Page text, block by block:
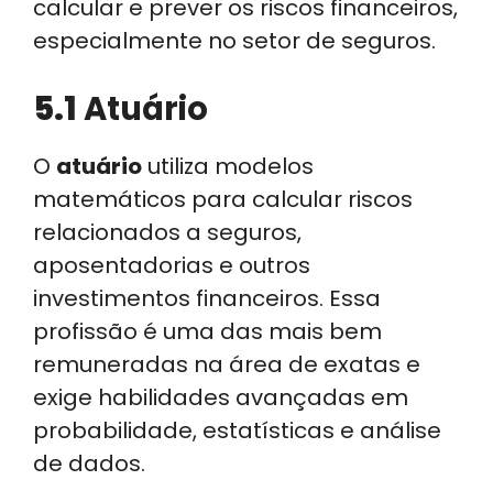
calcular e prever os riscos financeiros,
especialmente no setor de seguros.
5.1 Atuário
O atuário utiliza modelos
matemáticos para calcular riscos
relacionados a seguros,
aposentadorias e outros
investimentos financeiros. Essa
profissão é uma das mais bem
remuneradas na área de exatas e
exige habilidades avançadas em
probabilidade, estatísticas e análise
de dados.